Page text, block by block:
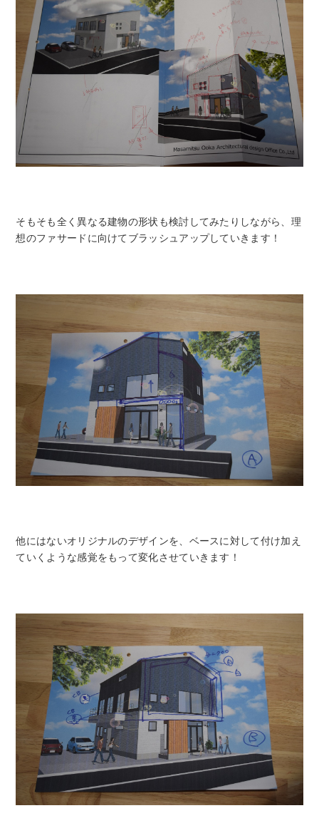
そもそも全く異なる建物の形状も検討してみたりしながら、理
想のファサードに向けてブラッシュアップしていきます！
他にはないオリジナルのデザインを、ベースに対して付け加え
ていくような感覚をもって変化させていきます！